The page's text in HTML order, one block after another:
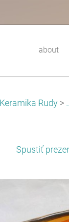
about
Keramika Rudy >
Spustiť